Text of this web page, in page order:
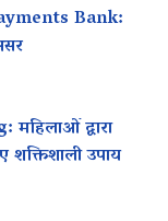
Bank:
द्वारा
उपाय‌